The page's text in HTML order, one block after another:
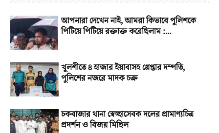
আপনারা দেখেন নাই, আমরা কিভাবে পুলিশকে
পিটিয়ে পিটিয়ে রক্তাক্ত করেছিলাম :...
খুলশীতে ৪ হাজার ইয়াবাসহ গ্রেপ্তার দম্পতি,
পুলিশের নজরে মাদক চক্র
চকবাজার থানা স্বেচ্ছাসেবক দলের প্রামাণ্যচিত্র
প্রদর্শন ও বিজয় মিছিল